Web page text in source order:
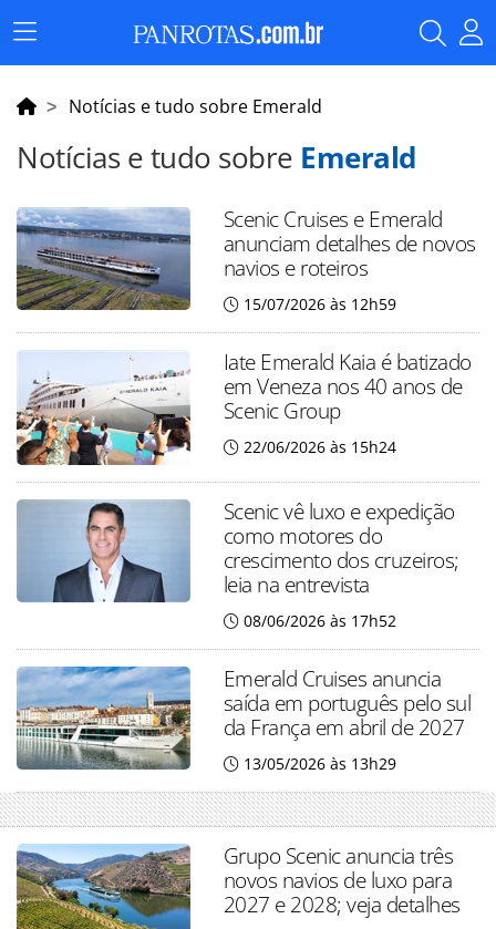
Menu
Principal
Notícias e tudo sobre Emerald
Notícias e tudo sobre Emerald
Scenic Cruises e Emerald
anunciam detalhes de novos
navios e roteiros
15/07/2026 às 12h59
Iate Emerald Kaia é batizado
em Veneza nos 40 anos de
Scenic Group
22/06/2026 às 15h24
Scenic vê luxo e expedição
como motores do
crescimento dos cruzeiros;
leia na entrevista
08/06/2026 às 17h52
Emerald Cruises anuncia
saída em português pelo sul
da França em abril de 2027
13/05/2026 às 13h29
Grupo Scenic anuncia três
novos navios de luxo para
2027 e 2028; veja detalhes